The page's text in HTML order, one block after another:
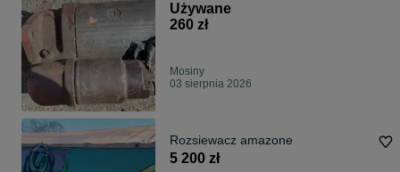
Używane
260 zł
Mosiny
03 sierpnia 2026
Rozsiewacz amazone
5 200 zł